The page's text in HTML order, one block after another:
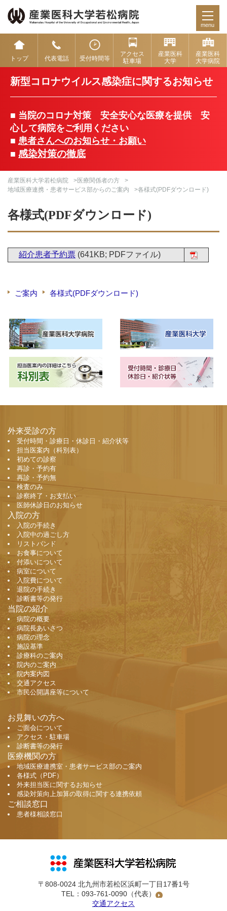
menu
新型コロナウイルス感染症に関するお知らせ
■ 当院のコロナ対策 安全安心な医療を提供 安
心して病院をご利用ください
■ 患者さんへのお知らせ・お願い
■ 感染対策の徹底
トップ 代表電話 受付時間等
アクセス
駐車場
産業医科
大学
産業医科
大学病院
産業医科大学若松病院 >医療関係者の方
>
地域医療連携・患者サービス部からのご案内
>各様式(PDFダウンロード)
ご案内 各様式(PDFダウンロード)
各様式(PDFダウンロード)
紹介患者予約票 (641KB; PDFファイル)
外来受診の方
受付時間・診療日・休診日・紹介状等
担当医案内（科別表）
初めての診察
再診・予約有
再診・予約無
検査のみ
診察終了・お支払い
医師休診日のお知らせ
入院の方
入院の手続き
入院中の過ごし方
リストバンド
お食事について
付添いについて
病室について
入院費について
退院の手続き
診断書等の発行
当院の紹介
病院の概要
病院長あいさつ
病院の理念
施設基準
診療科のご案内
院内のご案内
院内案内図
交通アクセス
市民公開講座等について
お見舞いの方へ
ご面会について
アクセス・駐車場
診断書等の発行
医療機関の方
地域医療連携室・患者サービス部のご案内
各様式（PDF）
外来担当医に関するお知らせ
感染対策向上加算の取得に関する連携依頼
ご相談窓口
患者様相談窓口
〒808-0024 北九州市若松区浜町一丁目17番1号
TEL： 093-761-0090 （代表）
交通アクセス